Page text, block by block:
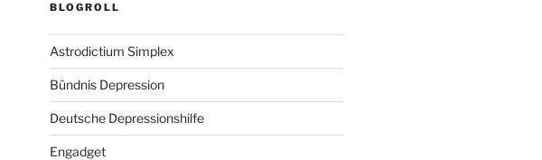
BLOGROLL
Astrodictium Simplex
Bündnis Depression
Deutsche Depressionshilfe
Engadget